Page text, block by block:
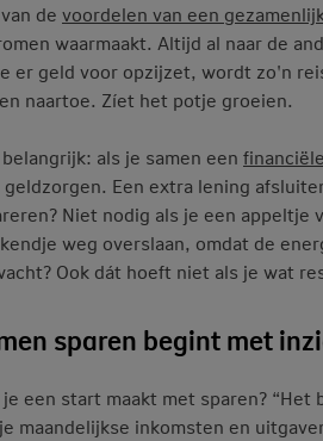
de voordelen van een
waarmaakt. Altijd al naar de
er geld voor opzijzet, wordt zo'n
naartoe. Zíet het potje groeien.
belangrijk: als je samen een
geldzorgen. Een extra lening
Niet nodig als je een appeltje
weg overslaan, omdat de
Ook dát hoeft niet als je wat
sparen begint met
je een start maakt met sparen?
maandelijkse inkomsten en